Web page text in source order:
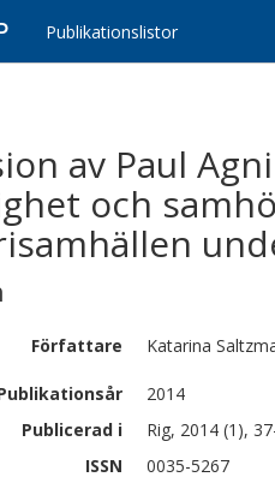
Publikationslistor
av Paul
och
Författare Katarina
2014
Publicerad i
Rig, 2014 (1),
ISSN
0035-5267